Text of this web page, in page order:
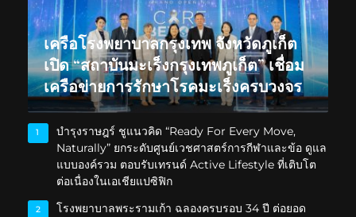
เครือโรงพยาบาลกรุงเทพ จังหวัดภูเก็ต
เปิด “สถาบันมะเร็งกรุงเทพภูเก็ต” เชื่อม
เครือข่ายการรักษาโรคมะเร็งครบวงจร
1
บำรุงราษฎร์ ชูแนวคิด “Ready For Every Move,
Naturally” ยกระดับศูนย์เวชศาสตร์การกีฬาและข้อ ดูแล
แบบองค์รวม ตอบรับเทรนด์ Active Lifestyle ที่เติบโต
ต่อเนื่องในเอเชียแปซิฟิก
2
โรงพยาบาลพระรามเก้า ฉลองครบรอบ 34 ปี ต่อยอด